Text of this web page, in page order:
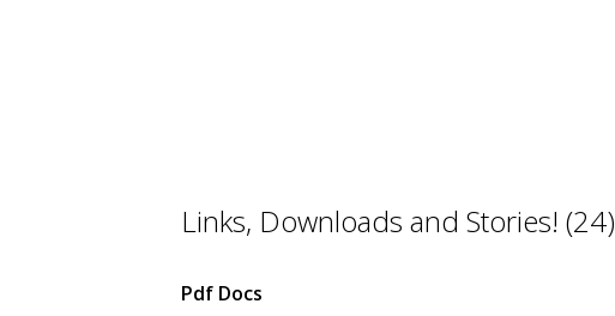
Links, Downloads and Stories! (24)
Pdf Docs